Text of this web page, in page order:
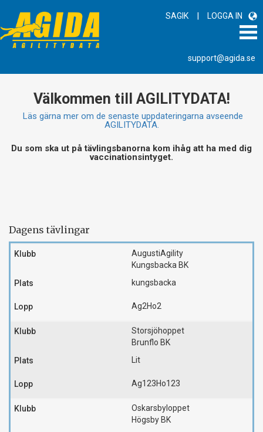
SAGIK | LOGGA IN
support@agida.se
Välkommen till AGILITYDATA!
Läs gärna mer om de senaste uppdateringarna avseende
AGILITYDATA.
Du som ska ut på tävlingsbanorna kom ihåg att ha med dig
vaccinationsintyget.
Dagens tävlingar
AugustiAgility
Kungsbacka BK
kungsbacka
Ag2Ho2
Storsjöhoppet
Brunflo BK
Lit
Ag123Ho123
Oskarsbyloppet
Högsby BK